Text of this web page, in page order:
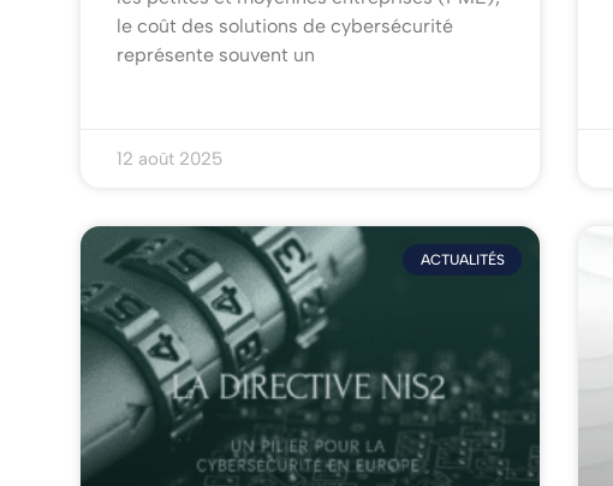
le coût des solutions de cybersécurité
représente souvent un
12 août 2025
ACTUALITÉS